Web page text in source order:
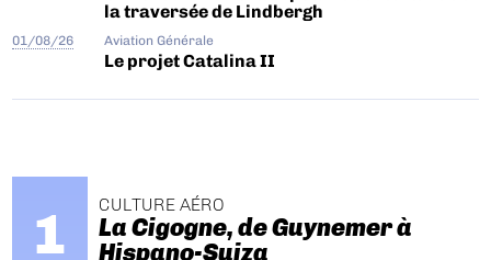
la traversée de Lindbergh
01/08/26 Aviation Générale
Le projet Catalina II
CULTURE AÉRO
La Cigogne, de Guynemer à
Hispano-Suiza